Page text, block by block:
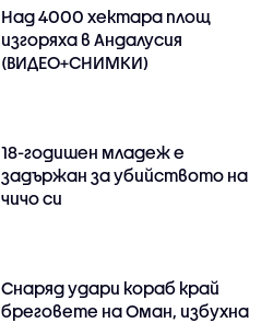
Над 4000 хектара площ
изгоряха в Андалусия
(ВИДЕО+СНИМКИ)
18-годишен младеж е
задържан за убийството на
чичо си
Снаряд удари кораб край
бреговете на Оман, избухна